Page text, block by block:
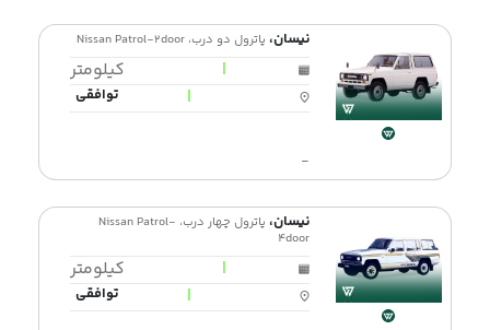
نیسان، پاترول دو درب، Nissan Patrol-2door
|
کیلومتر
|
توافقی
-
نیسان،
پاترول چهار درب، Nissan Patrol-
4door
|
کیلومتر
|
توافقی